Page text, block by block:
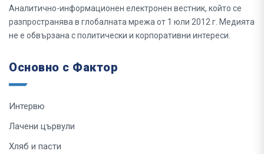
Аналитично-информационен електронен вестник, който се
разпространява в глобалната мрежа от 1 юли 2012 г. Медията
не е обвързана с политически и корпоративни интереси.
Основно с Фактор
Интервю
Лачени цървули
Хляб и пасти